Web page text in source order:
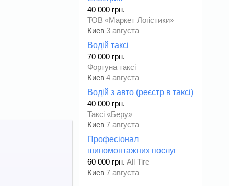
40 000 грн.
ТОВ «Маркет Логістики»
Киев 3 августа
Водій таксі
70 000 грн.
Фортуна таксі
Киев 4 августа
Водій з авто (реєстр в таксі)
40 000 грн.
Таксі «Беру»
Киев 7 августа
Професіонал
шиномонтажних послуг
60 000 грн. All Tire
Киев 7 августа